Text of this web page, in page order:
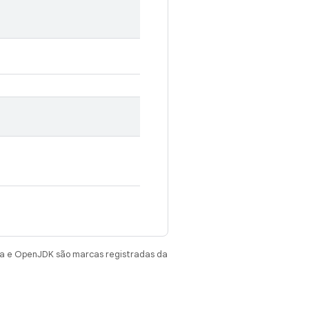
e OpenJDK são marcas registradas da